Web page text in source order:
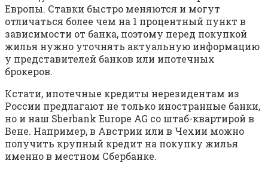
Европы. Ставки быстро меняются и могут
отличаться более чем на 1 процентный пункт в
зависимости от банка, поэтому перед покупкой
жилья нужно уточнять актуальную информацию
у представителей банков или ипотечных
брокеров.
Кстати, ипотечные кредиты нерезидентам из
России предлагают не только иностранные банки,
но и наш Sberbank Europe AG со штаб-квартирой в
Вене. Например, в Австрии или в Чехии можно
получить крупный кредит на покупку жилья
именно в местном Сбербанке.